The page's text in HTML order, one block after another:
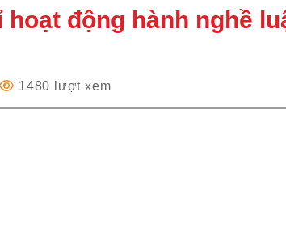
động hành nghề
1480 lượt xem